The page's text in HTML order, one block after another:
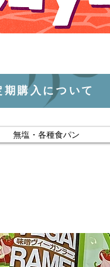
期購入について
無塩・各種食パン